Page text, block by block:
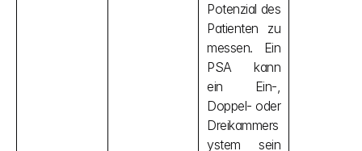
Potenzial des
Patienten zu
messen. Ein
PSA kann
ein Ein-,
Doppel- oder
Dreikammers
ystem sein